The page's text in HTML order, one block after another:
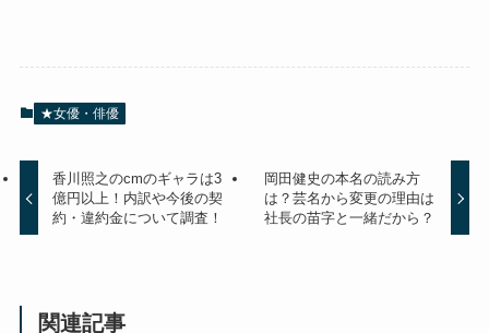
★女優・俳優
香川照之のcmのギャラは3
億円以上！内訳や今後の契
約・違約金について調査！
岡田健史の本名の読み方
は？芸名から変更の理由は
社長の苗字と一緒だから？
関連記事